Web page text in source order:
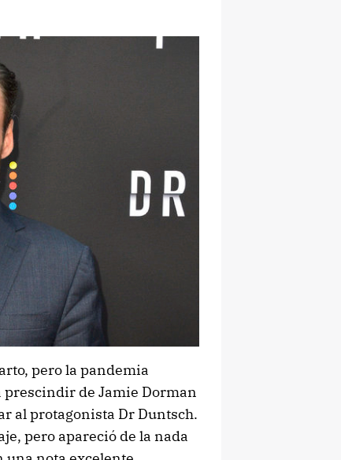
pero la pandemia
prescindir de Jamie Dorman
al protagonista Dr Duntsch.
pero apareció de la nada